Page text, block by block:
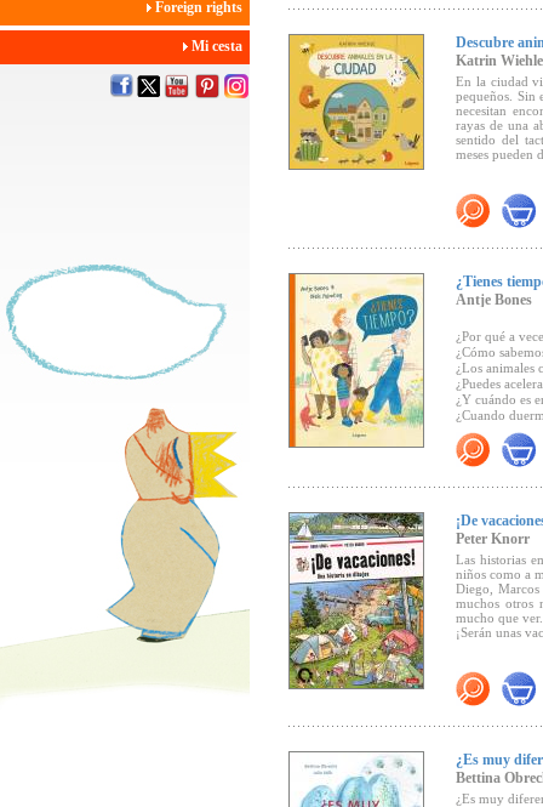
Foreign rights
Mi cesta
Descubre
Katrin Wiehle
En la ciudad
pequeños. Sin
necesitan
rayas de una
sentido del
meses pueden
¿Tienes
Antje Bones
¿Por qué a
¿Cómo
¿Los animales
¿Puedes
¿Y cuándo es
¿Cuando
¿El tiempo
¿Por qué
conversación.
¡De
Peter Knorr
Las historias
niños como a
Diego,
muchos otros
mucho que ver.
¡Serán unas
¿Es muy
Bettina
¿Es muy